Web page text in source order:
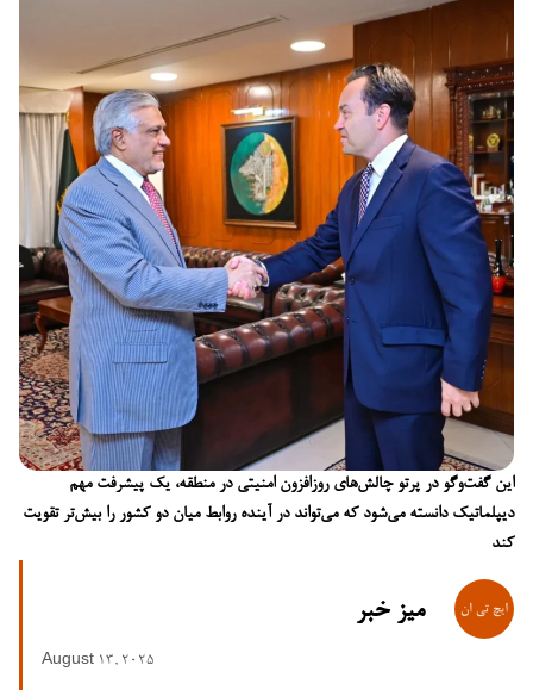
این گفت‌وگو در پرتو چالش‌های روزافزون امنیتی در منطقه، یک پیشرفت مهم
دیپلماتیک دانسته می‌شود که می‌تواند در آینده روابط میان دو کشور را بیش‌تر تقویت
کند
میز خبر
August 13, 2025